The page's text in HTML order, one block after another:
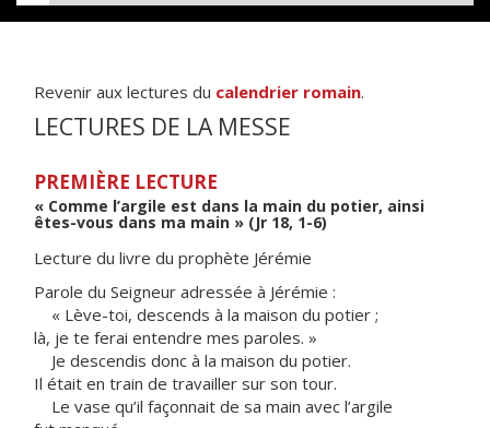
Revenir aux lectures du calendrier romain.
LECTURES DE LA MESSE
PREMIÈRE LECTURE
« Comme l’argile est dans la main du potier, ainsi
êtes-vous dans ma main » (Jr 18, 1-6)
Lecture du livre du prophète Jérémie
Parole du Seigneur adressée à Jérémie :
« Lève-toi, descends à la maison du potier ;
là, je te ferai entendre mes paroles. »
Je descendis donc à la maison du potier.
Il était en train de travailler sur son tour.
Le vase qu’il façonnait de sa main avec l’argile